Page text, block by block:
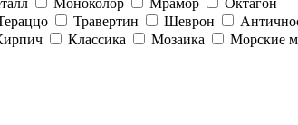
Моноколор Мрамор
Октагон
Травертин Шеврон
Классика Мозаика Морские